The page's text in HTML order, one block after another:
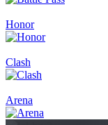
Honor
Clash
Arena